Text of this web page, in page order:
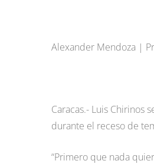
Alexander Mendoza |
Caracas.- Luis Chirinos
durante el receso de
“Primero que nada